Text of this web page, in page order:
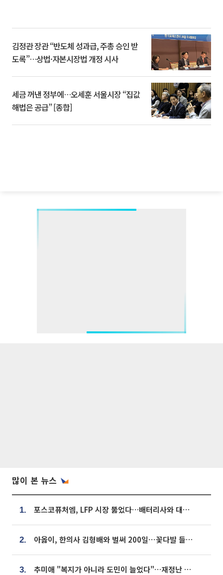
김정관 장관 “반도체 성과급, 주총 승인 받
도록”…상법·자본시장법 개정 시사
세금 꺼낸 정부에…오세훈 서울시장 “집값
해법은 공급” [종합]
많이 본 뉴스
1. 포스코퓨처엠, LFP 시장 뚫었다…배터리사와 대규모 장기 공급 합의
2. 아옳이, 한의사 김형배와 벌써 200일⋯꽃다발 들고 "프러포즈 아냐"
3. 추미애 "복지가 아니라 도민이 늘었다"…재정난 책임론 정면돌파